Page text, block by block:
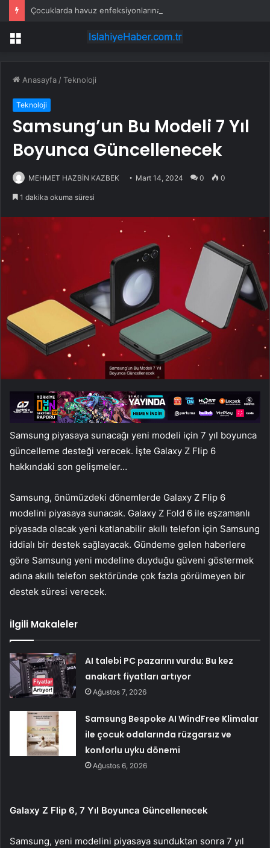
Menü
Anasayfa /Teknoloji
Teknoloji
Samsung’un Bu Modeli 7 Yıl
Boyunca Güncellenecek
MEHMET HAZBİN KAZBEK Mart 14, 2024 0 0
1 dakika okuma süresi
Samsung piyasaya sunacağı yeni modeli için 7 yıl boyunca
güncelleme desteği verecek. İşte Galaxy Z Flip 6
hakkındaki son gelişmeler…
Samsung, önümüzdeki dönemlerde Galaxy Z Flip 6
modelini piyasaya sunacak. Galaxy Z Fold 6 ile eşzamanlı
piyasada olacak yeni katlanabilir akıllı telefon için Samsung
iddialı bir destek sağlayacak. Gündeme gelen haberlere
göre Samsung yeni modeline duyduğu güveni göstermek
adına akıllı telefon sektöründe çok fazla görülmeyen bir
destek süresi verecek.
İlgili Makaleler
AI talebi PC pazarını vurdu: Bu kez
anakart fiyatları artıyor
Ağustos 7, 2026
Samsung Bespoke AI WindFree Klimalar
ile çocuk odalarında rüzgarsız ve
konforlu uyku dönemi
Ağustos 6, 2026
Galaxy Z Flip 6, 7 Yıl Boyunca Güncellenecek
Samsung, yeni modelini piyasaya sunduktan sonra 7 yıl